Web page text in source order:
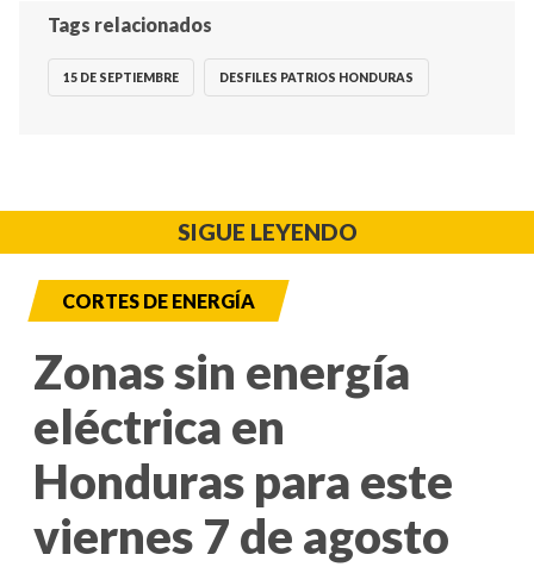
Tags relacionados
15 DE SEPTIEMBRE DESFILES PATRIOS HONDURAS
SIGUE LEYENDO
CORTES DE ENERGÍA
Zonas sin energía
eléctrica en
Honduras para este
viernes 7 de agosto